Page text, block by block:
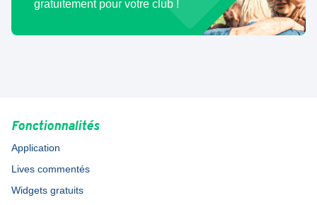
gratuitement pour votre club !
Fonctionnalités
Application
Lives commentés
Widgets gratuits